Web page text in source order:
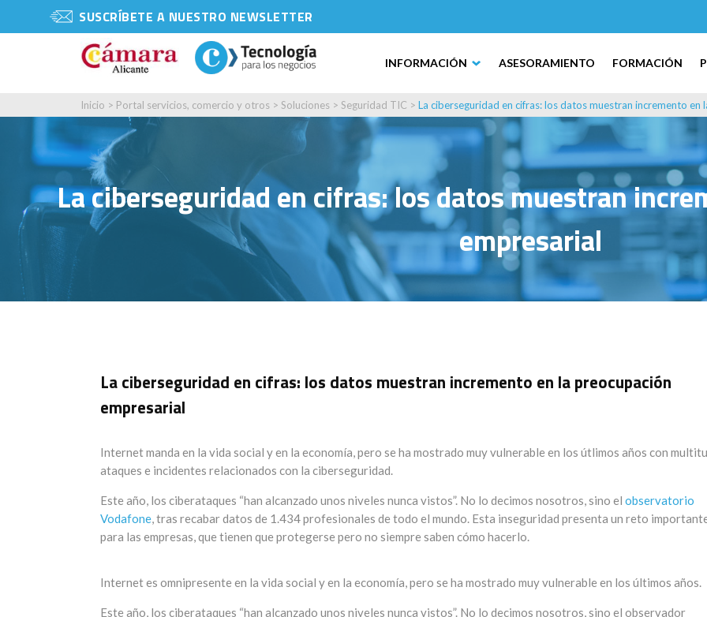
SUSCRÍBETE A NUESTRO NEWSLETTER
INFORMACIÓN ASESORAMIENTO FORMACIÓN
Inicio > Portal servicios, comercio y otros > Soluciones > Seguridad TIC > La ciberseguridad en cifras: los datos muestran incremento en
La ciberseguridad en cifras: los datos muestran
empresarial
La ciberseguridad en cifras: los datos muestran incremento en la preocupación
empresarial
Internet manda en la vida social y en la economía, pero se ha mostrado muy vulnerable en los útlimos años con
ataques e incidentes relacionados con la ciberseguridad.
Este año, los ciberataques “han alcanzado unos niveles nunca vistos”. No lo decimos nosotros, sino el observatorio
Vodafone, tras recabar datos de 1.434 profesionales de todo el mundo. Esta inseguridad presenta un reto
para las empresas, que tienen que protegerse pero no siempre saben cómo hacerlo.
Internet es omnipresente en la vida social y en la economía, pero se ha mostrado muy vulnerable en los últimos años.
Este año, los ciberataques “han alcanzado unos niveles nunca vistos”. No lo decimos nosotros, sino el observador